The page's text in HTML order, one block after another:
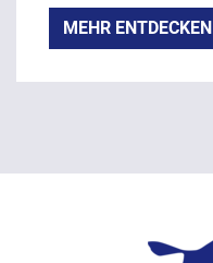
MEHR ENTDECKEN